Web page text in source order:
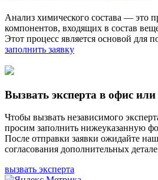
Анализ химического состава — это
компонентов, входящих в состав
Этот процесс является основой для
заполнить заявку
Вызвать эксперта в офис
Чтобы вызвать независимого
просим заполнить нижеуказанную
После отправки заявки ожидайте
согласования дополнительных
вызвать эксперта